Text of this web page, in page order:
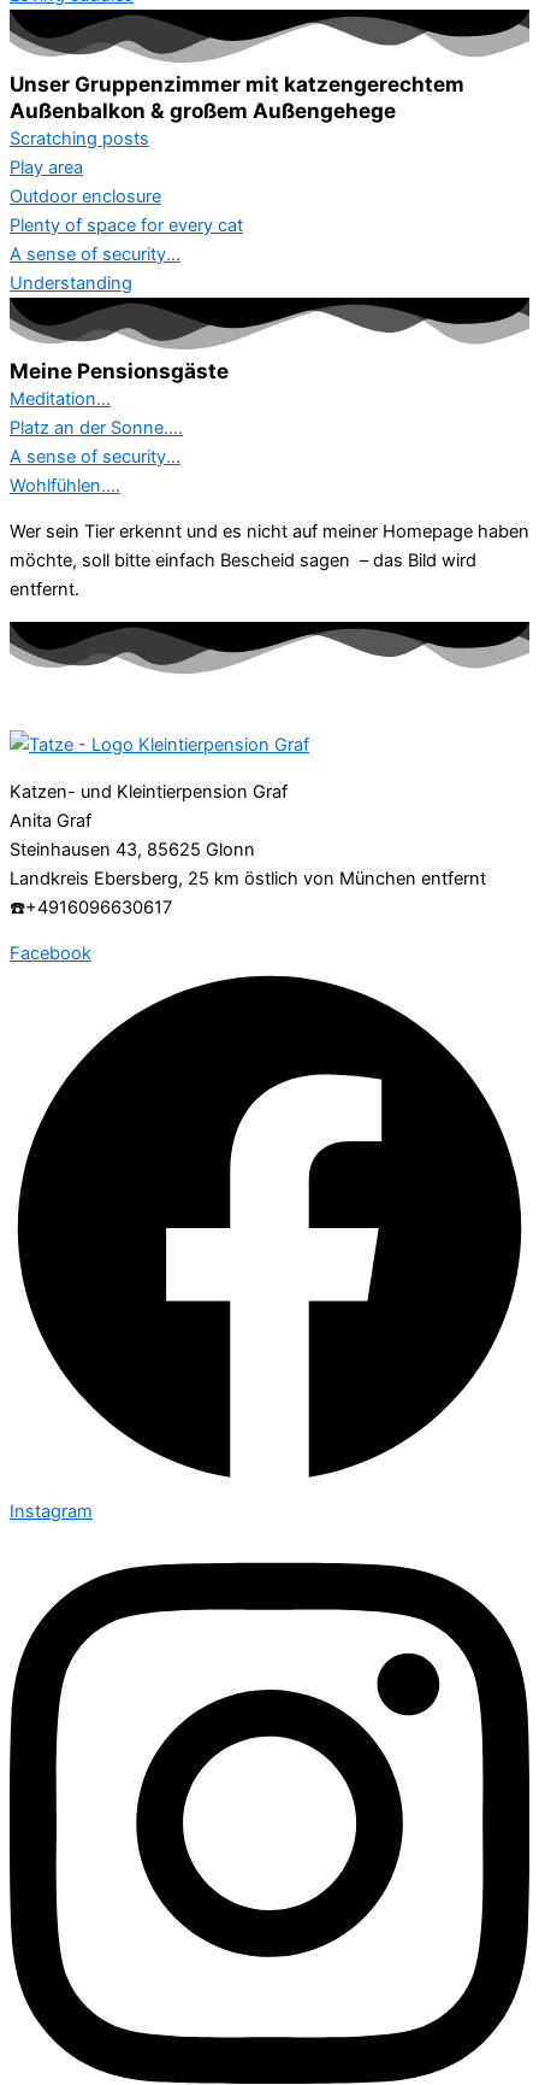
Unser Gruppenzimmer mit katzengerechtem
Außenbalkon & großem Außengehege
Scratching posts
Play area
Outdoor enclosure
Plenty of space for every cat
A sense of security...
Understanding
Meine Pensionsgäste
Meditation...
Platz an der Sonne....
A sense of security...
Wohlfühlen....
Wer sein Tier erkennt und es nicht auf meiner Homepage haben
möchte, soll bitte einfach Bescheid sagen – das Bild wird
entfernt.
Katzen- und Kleintierpension Graf
Anita Graf
Steinhausen 43, 85625 Glonn
Landkreis Ebersberg, 25 km östlich von München entfernt
☎️+4916096630617
Facebook
Instagram